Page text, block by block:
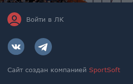
Войти в ЛК
Сайт создан компанией SportSoft